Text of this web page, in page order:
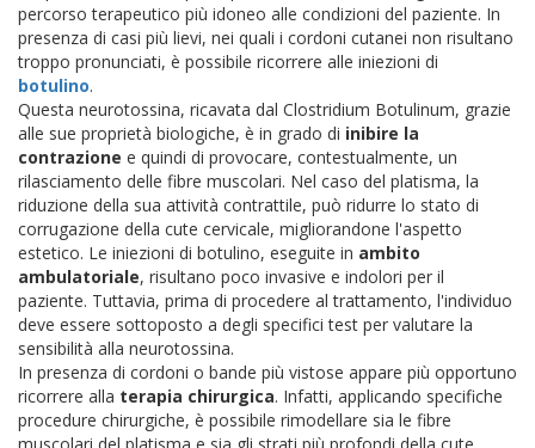
percorso terapeutico più idoneo alle condizioni del paziente. In
presenza di casi più lievi, nei quali i cordoni cutanei non risultano
troppo pronunciati, è possibile ricorrere alle iniezioni di
botulino.
Questa neurotossina, ricavata dal Clostridium Botulinum, grazie
alle sue proprietà biologiche, è in grado di inibire la
contrazione e quindi di provocare, contestualmente, un
rilasciamento delle fibre muscolari. Nel caso del platisma, la
riduzione della sua attività contrattile, può ridurre lo stato di
corrugazione della cute cervicale, migliorandone l'aspetto
estetico. Le iniezioni di botulino, eseguite in ambito
ambulatoriale, risultano poco invasive e indolori per il
paziente. Tuttavia, prima di procedere al trattamento, l'individuo
deve essere sottoposto a degli specifici test per valutare la
sensibilità alla neurotossina.
In presenza di cordoni o bande più vistose appare più opportuno
ricorrere alla terapia chirurgica. Infatti, applicando specifiche
procedure chirurgiche, è possibile rimodellare sia le fibre